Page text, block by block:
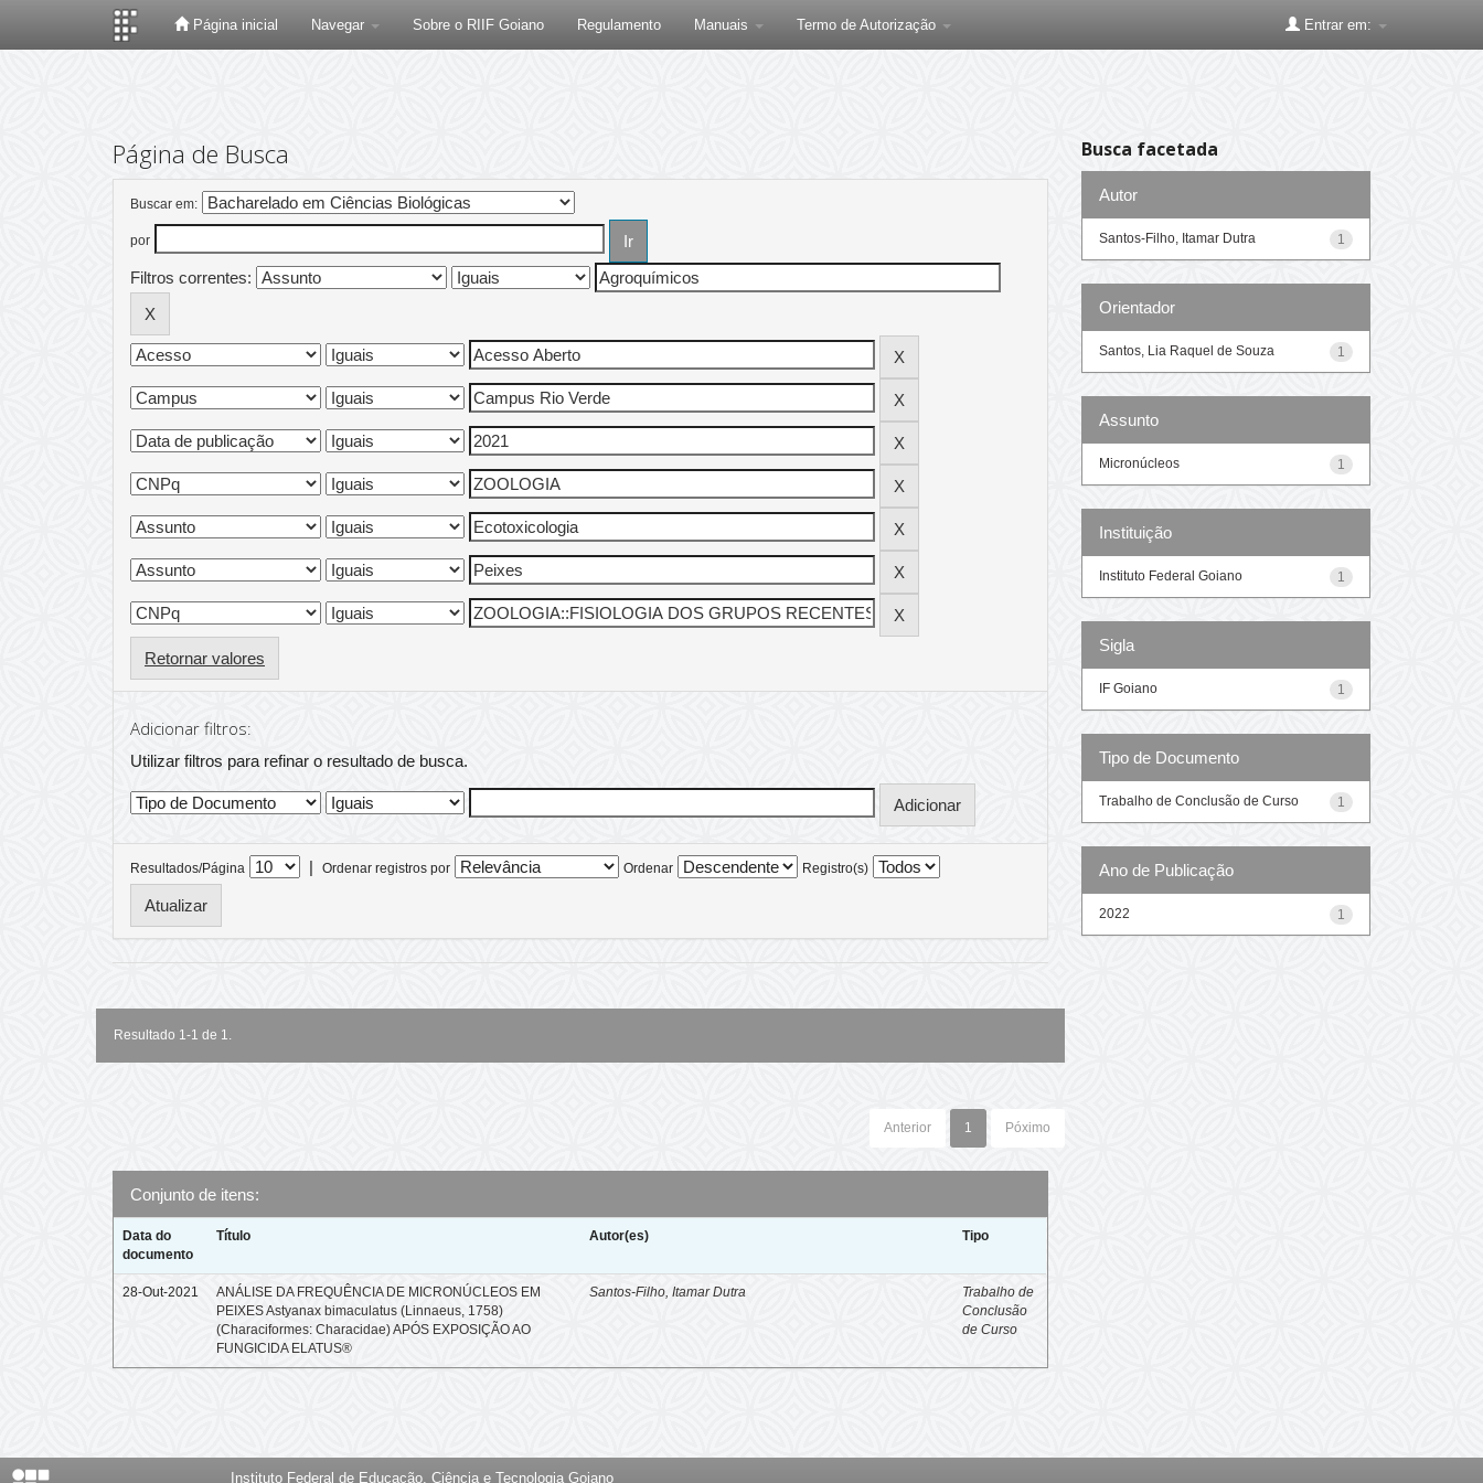
Página inicial Navegar Sobre o RIIF Goiano Regulamento Manuais Termo de Autorização Entrar em:
Página de Busca
Buscar em:
por
Filtros correntes:
Retornar valores
Adicionar filtros:
Utilizar filtros para refinar o resultado de busca.
Resultados/Página | Ordenar registros por Ordenar Registro(s)
Resultado 1-1 de 1.
Anterior 1 Póximo
Conjunto de itens:
Data do
documento
Título Autor(es) Tipo
28-Out-2021
ANÁLISE DA FREQUÊNCIA DE MICRONÚCLEOS EM
PEIXES Astyanax bimaculatus (Linnaeus, 1758)
(Characiformes: Characidae) APÓS EXPOSIÇÃO AO
FUNGICIDA ELATUS®
Santos-Filho, Itamar Dutra
Trabalho de
Conclusão
de Curso
Busca facetada
Autor
1
Santos-Filho, Itamar Dutra
Orientador
1
Santos, Lia Raquel de Souza
Assunto
1
Micronúcleos
Instituição
1
Instituto Federal Goiano
Sigla
1
IF Goiano
Tipo de Documento
1
Trabalho de Conclusão de Curso
Ano de Publicação
1
2022
Instituto Federal de Educação, Ciência e Tecnologia Goiano